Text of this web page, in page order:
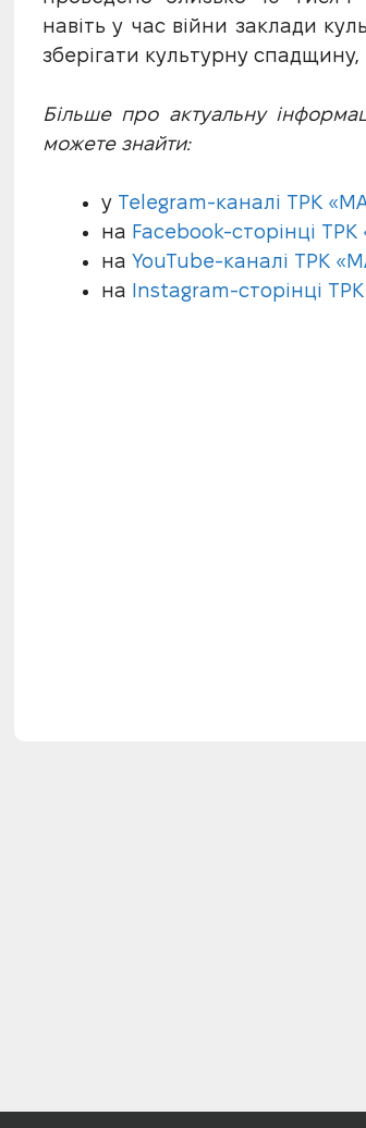
навіть у час війни заклади
зберігати культурну
Більше про актуальну
можете знайти:
у Telegram-каналі ТРК
на Facebook-сторінці
на YouTube-каналі ТРК
на
Instagram-сторінці